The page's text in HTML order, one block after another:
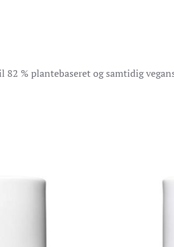
% plantebaseret og samtidig